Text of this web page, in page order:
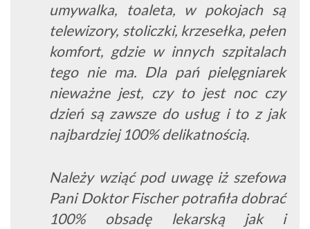
umywalka, toaleta, w pokojach są
telewizory, stoliczki, krzesełka, pełen
komfort, gdzie w innych szpitalach
tego nie ma. Dla pań pielęgniarek
nieważne jest, czy to jest noc czy
dzień są zawsze do usług i to z jak
najbardziej 100% delikatnością.
Należy wziąć pod uwagę iż szefowa
Pani Doktor Fischer potrafiła dobrać
100% obsadę lekarską jak i